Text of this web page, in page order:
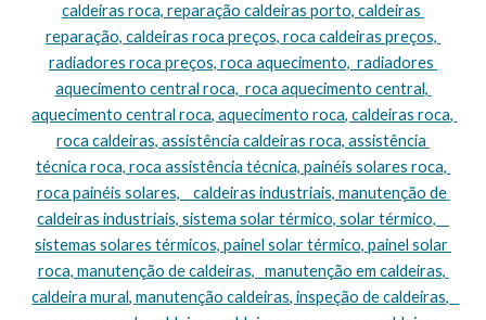
caldeiras roca, reparação caldeiras porto, caldeiras
reparação, caldeiras roca preços, roca caldeiras preços,
radiadores roca preços, roca aquecimento,  radiadores
aquecimento central roca,  roca aquecimento central,
aquecimento central roca, aquecimento roca, caldeiras roca,
roca caldeiras, assistência caldeiras roca, assistência
técnica roca, roca assistência técnica, painéis solares roca,
roca painéis solares,    caldeiras industriais, manutenção de
caldeiras industriais, sistema solar térmico, solar térmico,
sistemas solares térmicos, painel solar térmico, painel solar
roca, manutenção de caldeiras,   manutenção em caldeiras,
caldeira mural, manutenção caldeiras, inspeção de caldeiras,